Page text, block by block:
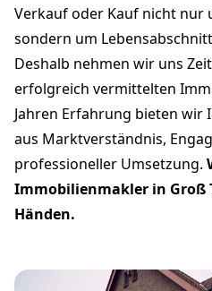
Verkauf oder Kauf nicht nur
sondern um
Deshalb nehmen wir uns
erfolgreich vermittelten
Jahren Erfahrung bieten wir
aus Marktverständnis,
professioneller Umsetzung.
Immobilienmakler in Groß
Händen.